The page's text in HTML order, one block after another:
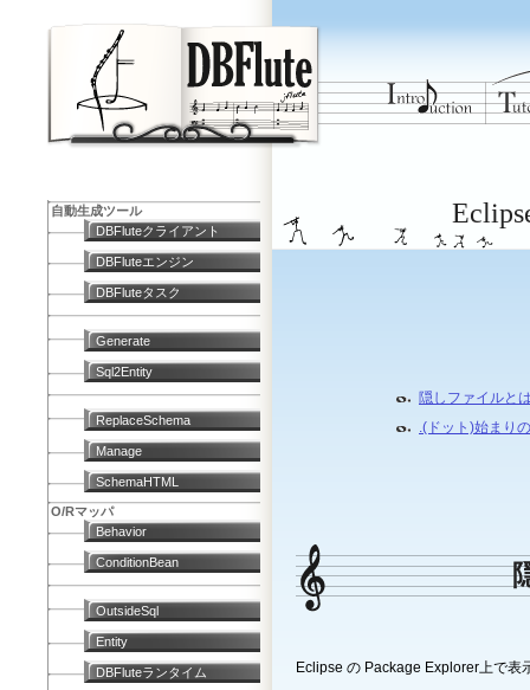
隠しファイルと
.(ドット)始まり
Eclipse の Package Explorer上で表
自動生成ツール
DBFluteクライアント
DBFluteエンジン
DBFluteタスク
Generate
Sql2Entity
ReplaceSchema
Manage
SchemaHTML
O/Rマッパ
Behavior
ConditionBean
OutsideSql
Entity
DBFluteランタイム